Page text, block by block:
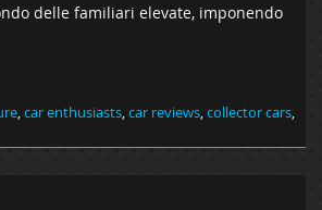
delle familiari elevate, imponendo
,car enthusiasts,car reviews,collector cars,